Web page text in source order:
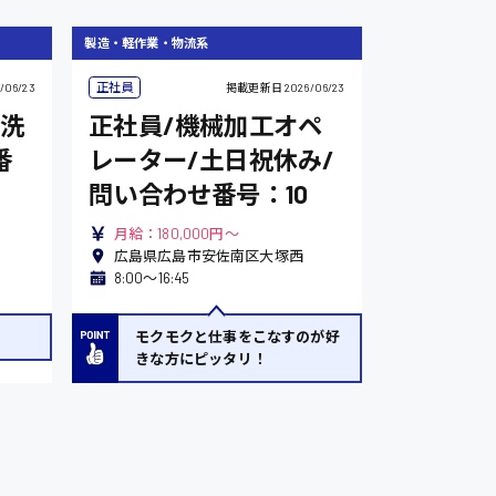
06/23
製造・軽作業・物流系
正社員 掲載更新日 2026/06/23
正社員/機械加工オペ
レーター/土日祝休み/
問い合わせ番号：10
月給：180,000円～
広島県広島市安佐南区大塚西
8:00〜16:45
モクモクと仕事をこなすのが好
きな方にピッタリ！